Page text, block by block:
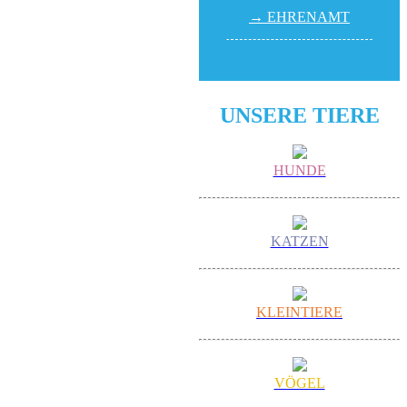
→ EHREN­AMT
UNSERE TIERE
HUNDE
KATZEN
KLEINTIERE
VÖGEL